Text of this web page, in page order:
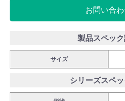
会社情報
Corporate Blog
お問い合
製品スペック
サイズ
シリーズスペ